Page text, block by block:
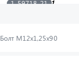
1-59718-21
Болт М12х1,25х90